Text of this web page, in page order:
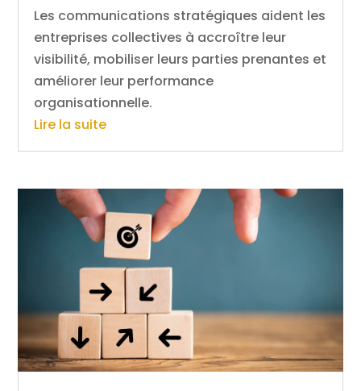
Les communications stratégiques aident les
entreprises collectives à accroître leur
visibilité, mobiliser leurs parties prenantes et
améliorer leur performance
organisationnelle.
Lire la suite